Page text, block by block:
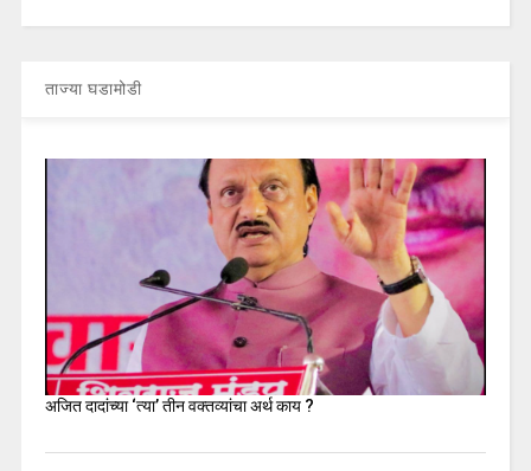
ताज्या घडामोडी
अजित दादांच्या ‘त्या’ तीन वक्तव्यांचा अर्थ काय ?